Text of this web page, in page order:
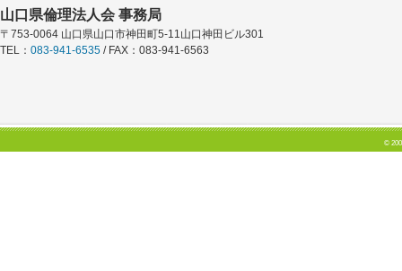
山口県倫理法人会 事務局
〒753-0064 山口県山口市神田町5-11山口神田ビル301
TEL： 083-941-6535 / FAX：083-941-6563
©